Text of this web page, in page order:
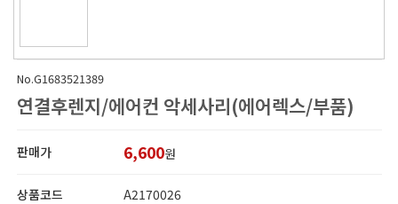
No.G1683521389
연결후렌지/에어컨 악세사리(에어렉스/부품)
판매가 6,600원
상품코드 A2170026